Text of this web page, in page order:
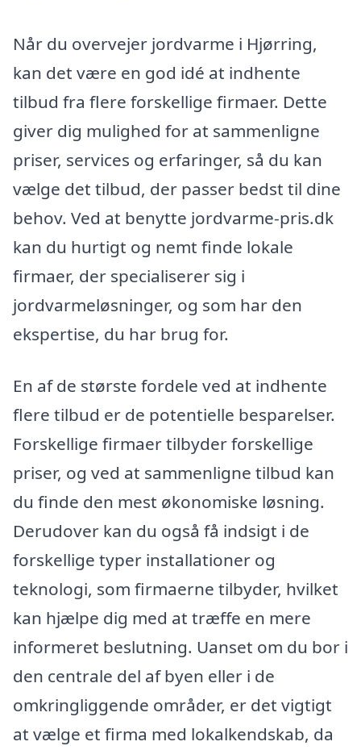
Når du overvejer jordvarme i Hjørring,
kan det være en god idé at indhente
tilbud fra flere forskellige firmaer. Dette
giver dig mulighed for at sammenligne
priser, services og erfaringer, så du kan
vælge det tilbud, der passer bedst til dine
behov. Ved at benytte jordvarme-pris.dk
kan du hurtigt og nemt finde lokale
firmaer, der specialiserer sig i
jordvarmeløsninger, og som har den
ekspertise, du har brug for.
En af de største fordele ved at indhente
flere tilbud er de potentielle besparelser.
Forskellige firmaer tilbyder forskellige
priser, og ved at sammenligne tilbud kan
du finde den mest økonomiske løsning.
Derudover kan du også få indsigt i de
forskellige typer installationer og
teknologi, som firmaerne tilbyder, hvilket
kan hjælpe dig med at træffe en mere
informeret beslutning. Uanset om du bor i
den centrale del af byen eller i de
omkringliggende områder, er det vigtigt
at vælge et firma med lokalkendskab, da